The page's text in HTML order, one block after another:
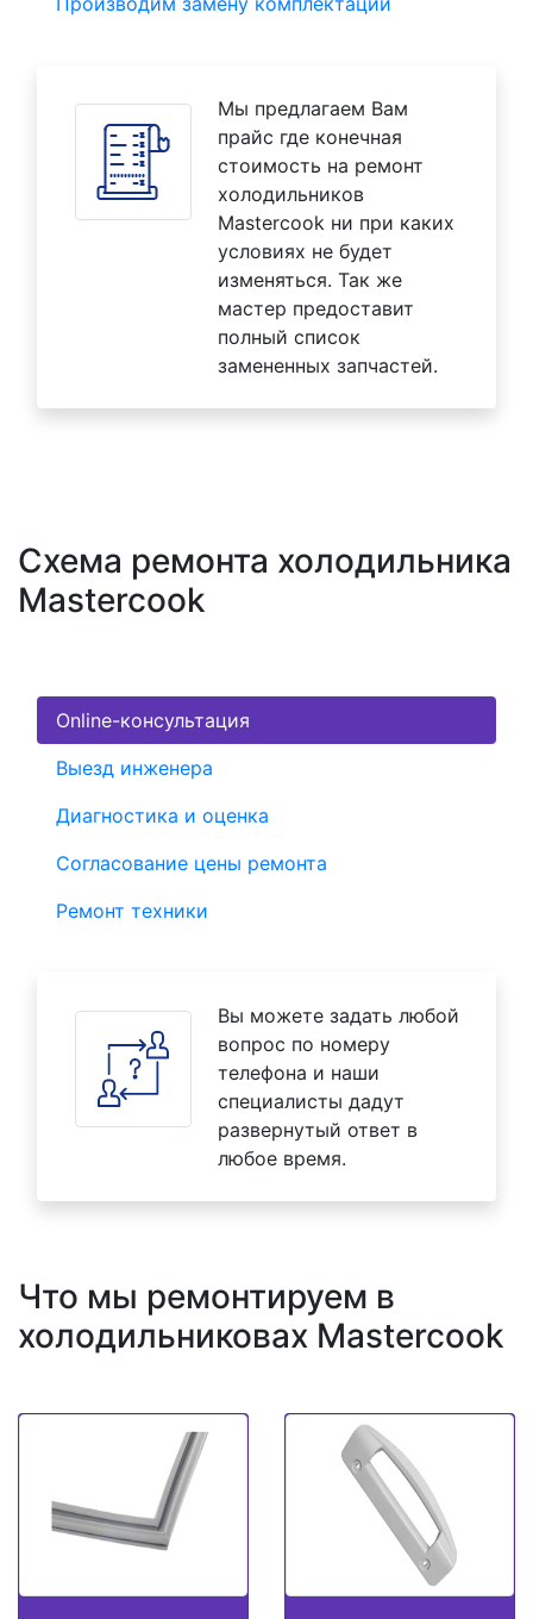
Мы предлагаем Вам
прайс где конечная
стоимость на ремонт
холодильников
Mastercook ни при каких
условиях не будет
изменяться. Так же
мастер предоставит
полный список
замененных запчастей.
Схема ремонта холодильника
Mastercook
Online-консультация
Выезд инженера
Диагностика и оценка
Согласование цены ремонта
Ремонт техники
Вы можете задать любой
вопрос по номеру
телефона и наши
специалисты дадут
развернутый ответ в
любое время.
Что мы ремонтируем в
холодильниковах Mastercook